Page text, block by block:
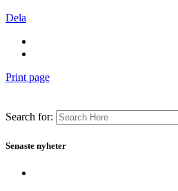
Dela
Print page
Search for:
Senaste nyheter